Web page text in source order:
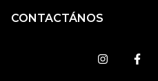
CONTACTÁNOS